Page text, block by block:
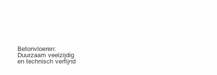
Betonvloeren:
Duurzaam veelzijdig
en technisch verfijnd